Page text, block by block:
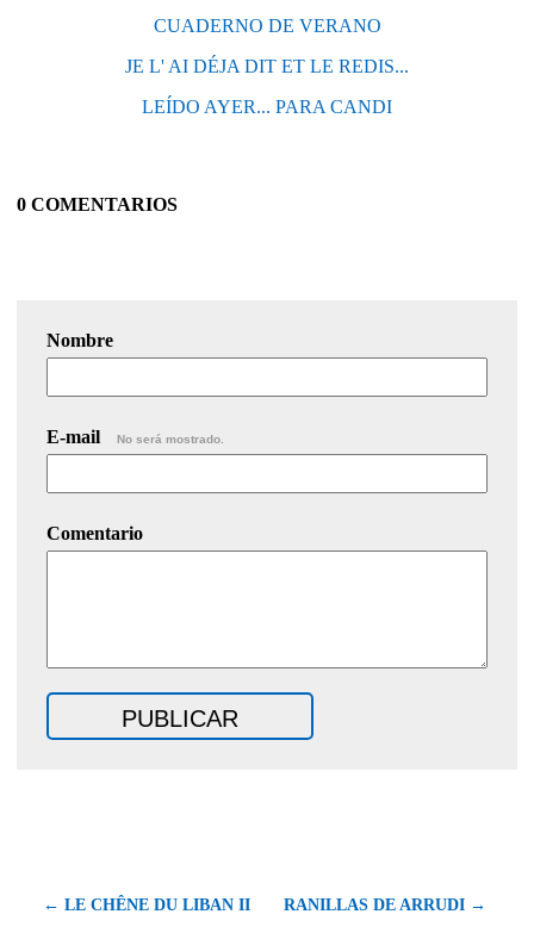
CUADERNO DE VERANO
JE L' AI DÉJA DIT ET LE REDIS...
LEÍDO AYER... PARA CANDI
0 COMENTARIOS
Nombre
E-mail No será mostrado.
Comentario
← LE CHÊNE DU LIBAN II RANILLAS DE ARRUDI →